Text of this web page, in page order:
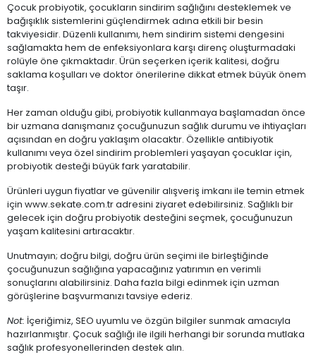
Çocuk probiyotik, çocukların sindirim sağlığını desteklemek ve
bağışıklık sistemlerini güçlendirmek adına etkili bir besin
takviyesidir. Düzenli kullanımı, hem sindirim sistemi dengesini
sağlamakta hem de enfeksiyonlara karşı direnç oluşturmadaki
rolüyle öne çıkmaktadır. Ürün seçerken içerik kalitesi, doğru
saklama koşulları ve doktor önerilerine dikkat etmek büyük önem
taşır.
Her zaman olduğu gibi, probiyotik kullanmaya başlamadan önce
bir uzmana danışmanız çocuğunuzun sağlık durumu ve ihtiyaçları
açısından en doğru yaklaşım olacaktır. Özellikle antibiyotik
kullanımı veya özel sindirim problemleri yaşayan çocuklar için,
probiyotik desteği büyük fark yaratabilir.
Ürünleri uygun fiyatlar ve güvenilir alışveriş imkanı ile temin etmek
için www.sekate.com.tr adresini ziyaret edebilirsiniz. Sağlıklı bir
gelecek için doğru probiyotik desteğini seçmek, çocuğunuzun
yaşam kalitesini artıracaktır.
Unutmayın; doğru bilgi, doğru ürün seçimi ile birleştiğinde
çocuğunuzun sağlığına yapacağınız yatırımın en verimli
sonuçlarını alabilirsiniz. Daha fazla bilgi edinmek için uzman
görüşlerine başvurmanızı tavsiye ederiz.
Not: İçeriğimiz, SEO uyumlu ve özgün bilgiler sunmak amacıyla
hazırlanmıştır. Çocuk sağlığı ile ilgili herhangi bir sorunda mutlaka
sağlık profesyonellerinden destek alın.